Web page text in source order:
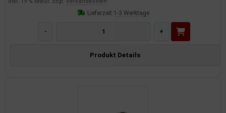
Lieferzeit:1-3 Werktage
- +
Produkt Details